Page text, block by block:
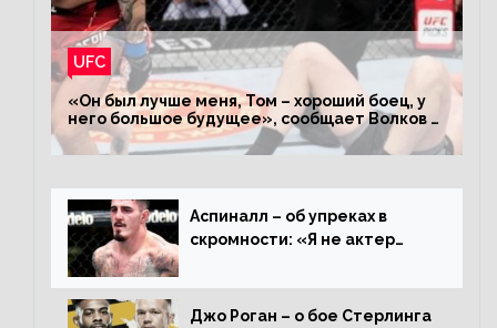
UFC
«Он был лучше меня, Том – хороший боец, у
него большое будущее», сообщает Волков –
о поражении Аспиналлу
Аспиналл – об упреках в
скромности: «Я не актер
дерьмо»
Джо Роган – о бое Стерлинга